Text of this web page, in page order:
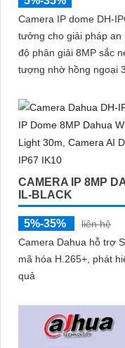
Camera IP dome DH-
tưởng cho giải pháp an
độ phân giải 8MP sắc
tượng nhờ hồng ngoại 30m
thông minh giúp phân
trợ POE, giảm thiểu
CAMERA IP 8MP
IL-BLACK
5%-35%
liên hệ
Camera Dahua hỗ trợ
mã hóa H.265+, phát
quả